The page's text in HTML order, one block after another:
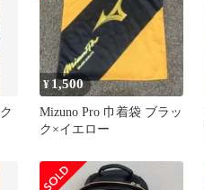
¥1,500
Mizuno Pro 巾着袋 ブラッ
ク×イエロー